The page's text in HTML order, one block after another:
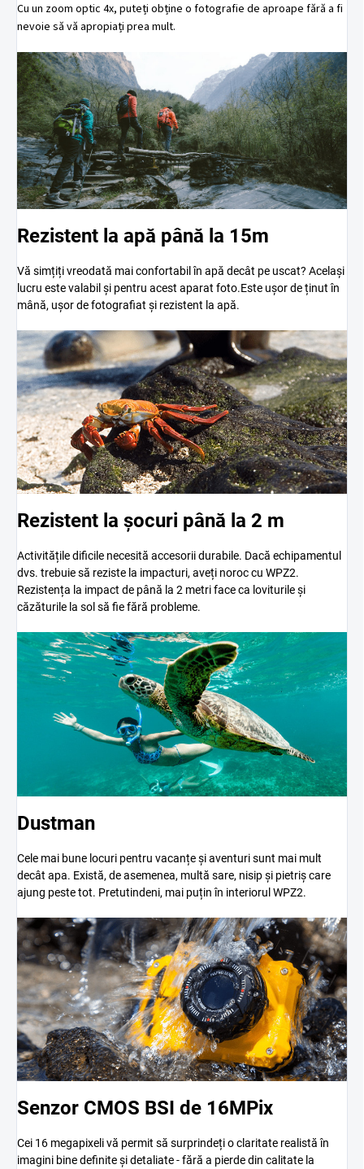
Cu un zoom optic 4x, puteți obține o fotografie de aproape fără a fi
nevoie să vă apropiați prea mult.
Rezistent la apă până la 15m
Vă simțiți vreodată mai confortabil în apă decât pe uscat? Același
lucru este valabil și pentru acest aparat foto.Este ușor de ținut în
mână, ușor de fotografiat și rezistent la apă.
Rezistent la șocuri până la 2 m
Activitățile dificile necesită accesorii durabile. Dacă echipamentul
dvs. trebuie să reziste la impacturi, aveți noroc cu WPZ2.
Rezistența la impact de până la 2 metri face ca loviturile și
căzăturile la sol să fie fără probleme.
Dustman
Cele mai bune locuri pentru vacanțe și aventuri sunt mai mult
decât apa. Există, de asemenea, multă sare, nisip și pietriș care
ajung peste tot. Pretutindeni, mai puțin în interiorul WPZ2.
Senzor CMOS BSI de 16MPix
Cei 16 megapixeli vă permit să surprindeți o claritate realistă în
imagini bine definite și detaliate - fără a pierde din calitate la